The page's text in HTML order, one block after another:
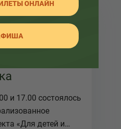
и 17.00 состоялось
«Для детей и
ОНЛАЙН